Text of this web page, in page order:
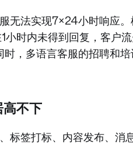
无法实现7×24小时响应。
1小时内未得到回复，客户
，多语言客服的招聘和
不下
标签打标、内容发布、消